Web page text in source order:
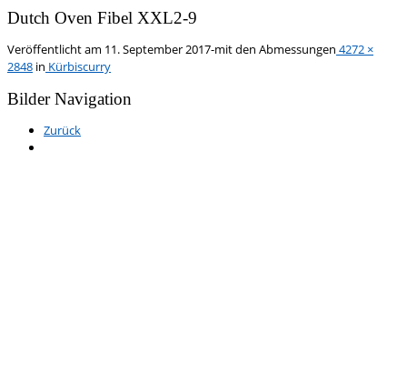
Dutch Oven Fibel XXL2-9
Veröffentlicht am 11. September 2017-mit den Abmessungen 4272 ×
2848 in Kürbiscurry
Bilder Navigation
Zurück